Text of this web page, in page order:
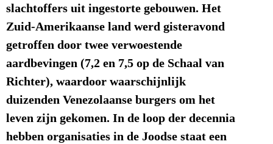
slachtoffers uit ingestorte gebouwen. Het
Zuid-Amerikaanse land werd gisteravond
getroffen door twee verwoestende
aardbevingen (7,2 en 7,5 op de Schaal van
Richter), waardoor waarschijnlijk
duizenden Venezolaanse burgers om het
leven zijn gekomen. In de loop der decennia
hebben organisaties in de Joodse staat een